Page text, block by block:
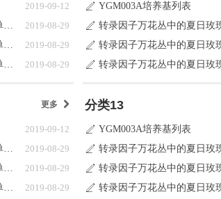
ꄅ YGM003A培养基列表
ꄅ
ꄅ
ꄅ
2019-09-12
2019-08-29
转录因子万花丛中的夏日玫瑰：酵母单杂交系统
2019-08-29
转录因子万花丛中的夏日玫瑰：酵母单杂交系统
2019-08-29
转录因子万花丛中的夏日玫瑰：酵母单杂交系统
2019-09-12
2019-08-29
转录因子万花丛中的夏日玫瑰：酵母单杂交系统
2019-08-29
转录因子万花丛中的夏日玫瑰：酵母单杂交系统
2019-08-29
转录因子万花丛中的夏日玫瑰：酵母单杂交系统
更多 낑
ꄅ YGM003A培养基列表
ꄅ
ꄅ
ꄅ
分类13